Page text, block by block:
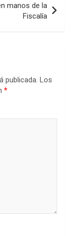
manos de la
Fiscalía
publicada. Los
*